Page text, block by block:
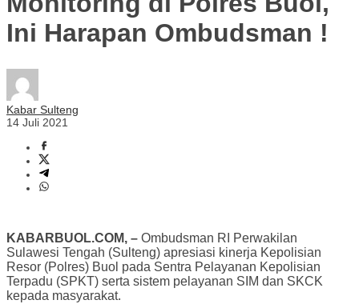
Ini Harapan Ombudsman !
Kabar Sulteng
14 Juli 2021
KABARBUOL.COM, – Ombudsman RI Perwakilan
Sulawesi Tengah (Sulteng) apresiasi kinerja Kepolisian
Resor (Polres) Buol pada Sentra Pelayanan Kepolisian
Terpadu (SPKT) serta sistem pelayanan SIM dan SKCK
kepada masyarakat.